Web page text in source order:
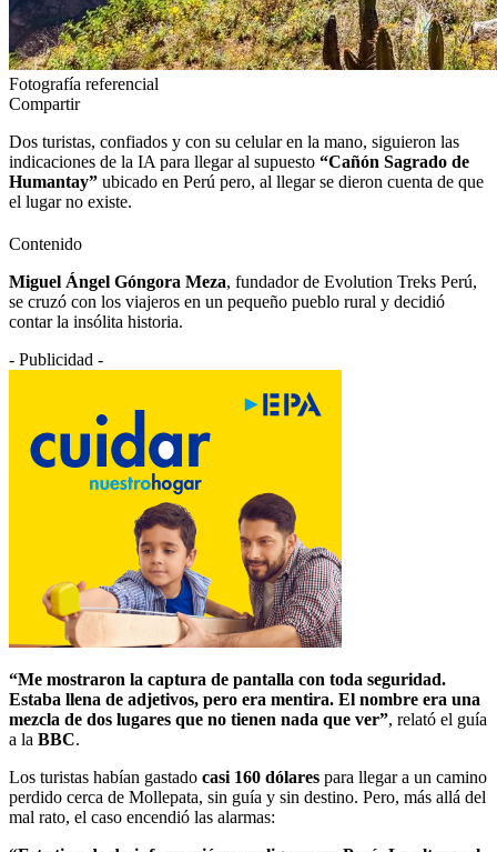
Fotografía referencial
Compartir
Dos turistas, confiados y con su celular en la mano, siguieron las
indicaciones de la IA para llegar al supuesto “Cañón Sagrado de
Humantay” ubicado en Perú pero, al llegar se dieron cuenta de que
el lugar no existe.
Contenido
Miguel Ángel Góngora Meza, fundador de Evolution Treks Perú,
se cruzó con los viajeros en un pequeño pueblo rural y decidió
contar la insólita historia.
- Publicidad -
“Me mostraron la captura de pantalla con toda seguridad.
Estaba llena de adjetivos, pero era mentira. El nombre era una
mezcla de dos lugares que no tienen nada que ver”, relató el guía
a la BBC.
Los turistas habían gastado casi 160 dólares para llegar a un camino
perdido cerca de Mollepata, sin guía y sin destino. Pero, más allá del
mal rato, el caso encendió las alarmas: